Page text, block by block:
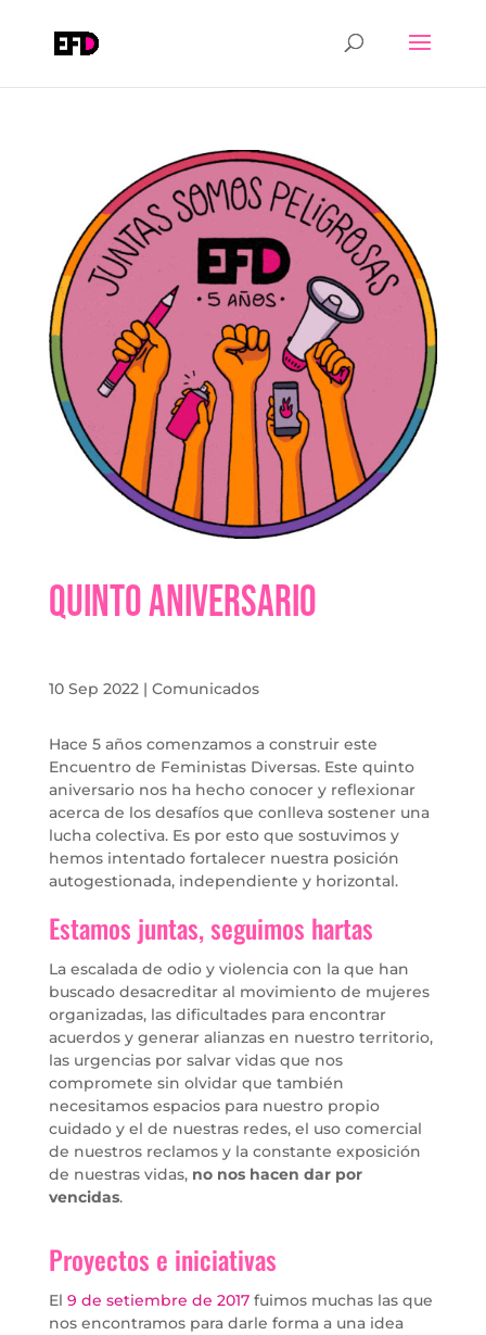
Quinto aniversario
10 Sep 2022| Comunicados
Hace 5 años comenzamos a construir este
Encuentro de Feministas Diversas. Este quinto
aniversario nos ha hecho conocer y reflexionar
acerca de los desafíos que conlleva sostener una
lucha colectiva. Es por esto que sostuvimos y
hemos intentado fortalecer nuestra posición
autogestionada, independiente y horizontal.
Estamos juntas, seguimos hartas
La escalada de odio y violencia con la que han
buscado desacreditar al movimiento de mujeres
organizadas, las dificultades para encontrar
acuerdos y generar alianzas en nuestro territorio,
las urgencias por salvar vidas que nos
compromete sin olvidar que también
necesitamos espacios para nuestro propio
cuidado y el de nuestras redes, el uso comercial
de nuestros reclamos y la constante exposición
de nuestras vidas, no nos hacen dar por
vencidas.
Proyectos e iniciativas
El 9 de setiembre de 2017fuimos muchas las que
nos encontramos para darle forma a una idea